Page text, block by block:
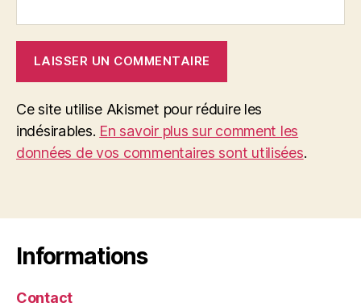
Ce site utilise Akismet pour réduire les
indésirables. En savoir plus sur comment les
données de vos commentaires sont utilisées.
Informations
Contact